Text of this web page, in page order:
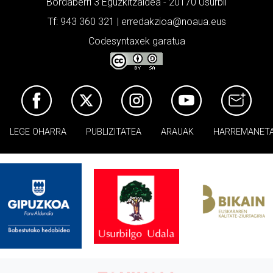
Tf: 943 360 321 | erredakzioa@noaua.eus
Codesyntaxek garatua
LEGE OHARRA PUBLIZITATEA ARAUAK